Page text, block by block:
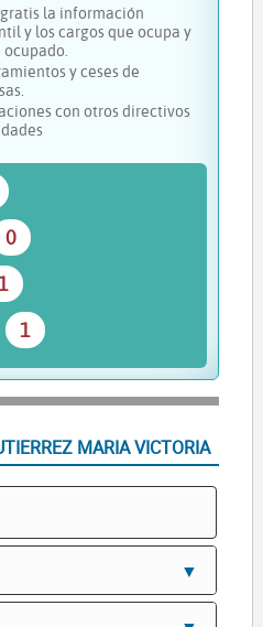
la información
y los cargos que ocupa y
ocupado.
y ceses de
con otros directivos
0
1
MARIA VICTORIA